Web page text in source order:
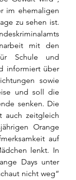
im ehemaligen
zu sehen ist.
mit den
Schule und
informiert über
sowie
und soll die
senken. Die
auch zeitgleich
Orange
auf
lenkt. In
Days unter
nicht weg“